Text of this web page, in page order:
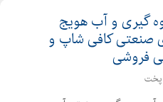
گیری و آب هویج
صنعتی کافی شاپ و
فروشی
پخت